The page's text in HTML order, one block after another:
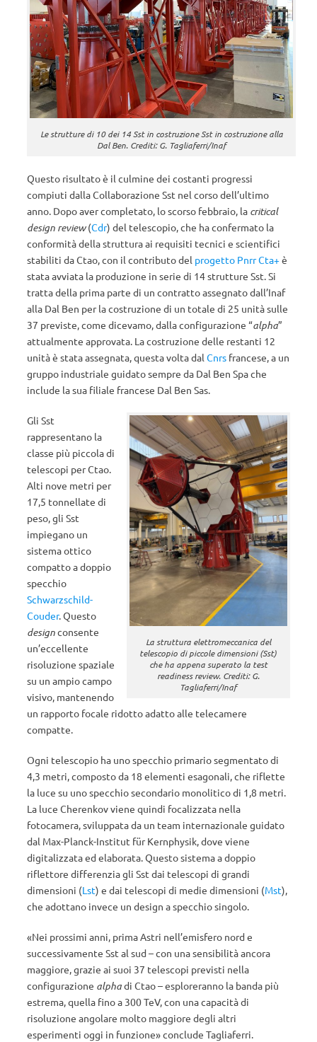
Le strutture di 10 dei 14 Sst in costruzione Sst in costruzione alla
Dal Ben. Crediti: G. Tagliaferri/Inaf
Questo risultato è il culmine dei costanti progressi
compiuti dalla Collaborazione Sst nel corso dell’ultimo
anno. Dopo aver completato, lo scorso febbraio, la critical
design review(Cdr) del telescopio, che ha confermato la
conformità della struttura ai requisiti tecnici e scientifici
stabiliti da Ctao, con il contributo del progetto Pnrr Cta+è
stata avviata la produzione in serie di 14 strutture Sst. Si
tratta della prima parte di un contratto assegnato dall’Inaf
alla Dal Ben per la costruzione di un totale di 25 unità sulle
37 previste, come dicevamo, dalla configurazione “alpha”
attualmente approvata. La costruzione delle restanti 12
unità è stata assegnata, questa volta dal Cnrs francese, a un
gruppo industriale guidato sempre da Dal Ben Spa che
include la sua filiale francese Dal Ben Sas.
La struttura elettromeccanica del
telescopio di piccole dimensioni (Sst)
che ha appena superato la test
readiness review. Crediti: G.
Tagliaferri/Inaf
Gli Sst
rappresentano la
classe più piccola di
telescopi per Ctao.
Alti nove metri per
17,5 tonnellate di
peso, gli Sst
impiegano un
sistema ottico
compatto a doppio
specchio
Schwarzschild-
Couder. Questo
designconsente
un’eccellente
risoluzione spaziale
su un ampio campo
visivo, mantenendo
un rapporto focale ridotto adatto alle telecamere
compatte.
Ogni telescopio ha uno specchio primario segmentato di
4,3 metri, composto da 18 elementi esagonali, che riflette
la luce su uno specchio secondario monolitico di 1,8 metri.
La luce Cherenkov viene quindi focalizzata nella
fotocamera, sviluppata da un team internazionale guidato
dal Max-Planck-Institut für Kernphysik, dove viene
digitalizzata ed elaborata. Questo sistema a doppio
riflettore differenzia gli Sst dai telescopi di grandi
dimensioni (Lst) e dai telescopi di medie dimensioni (Mst),
che adottano invece un design a specchio singolo.
«Nei prossimi anni, prima Astri nell’emisfero nord e
successivamente Sst al sud – con una sensibilità ancora
maggiore, grazie ai suoi 37 telescopi previsti nella
configurazione alphadi Ctao – esploreranno la banda più
estrema, quella fino a 300 TeV, con una capacità di
risoluzione angolare molto maggiore degli altri
esperimenti oggi in funzione» conclude Tagliaferri.